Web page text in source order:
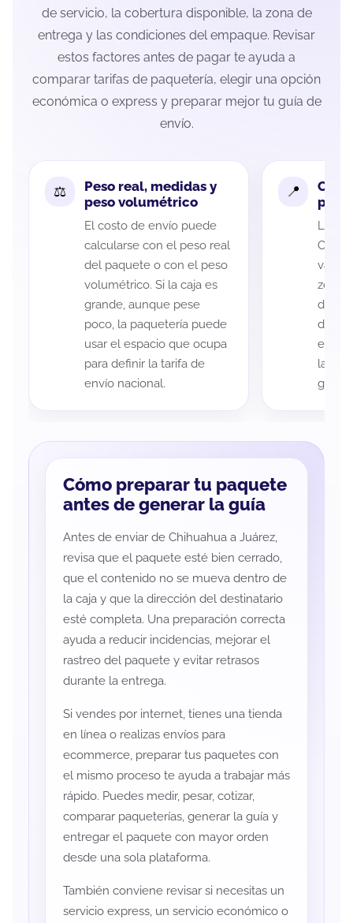
de servicio, la cobertura disponible, la zona de
entrega y las condiciones del empaque. Revisar
estos factores antes de pagar te ayuda a
comparar tarifas de paquetería, elegir una opción
económica o express y preparar mejor tu guía de
envío.
Peso real, medidas y
peso volumétrico
El costo de envío puede
calcularse con el peso real
del paquete o con el peso
volumétrico. Si la caja es
grande, aunque pese
poco, la paquetería puede
usar el espacio que ocupa
para definir la tarifa de
envío nacional.
La
variar
zona
de
de
eso
la
guía
Cómo preparar tu paquete
antes de generar la guía
Antes de enviar de Chihuahua a Juárez,
revisa que el paquete esté bien cerrado,
que el contenido no se mueva dentro de
la caja y que la dirección del destinatario
esté completa. Una preparación correcta
ayuda a reducir incidencias, mejorar el
rastreo del paquete y evitar retrasos
durante la entrega.
Si vendes por internet, tienes una tienda
en línea o realizas envíos para
ecommerce, preparar tus paquetes con
el mismo proceso te ayuda a trabajar más
rápido. Puedes medir, pesar, cotizar,
comparar paqueterías, generar la guía y
entregar el paquete con mayor orden
desde una sola plataforma.
También conviene revisar si necesitas un
servicio express, un servicio económico o